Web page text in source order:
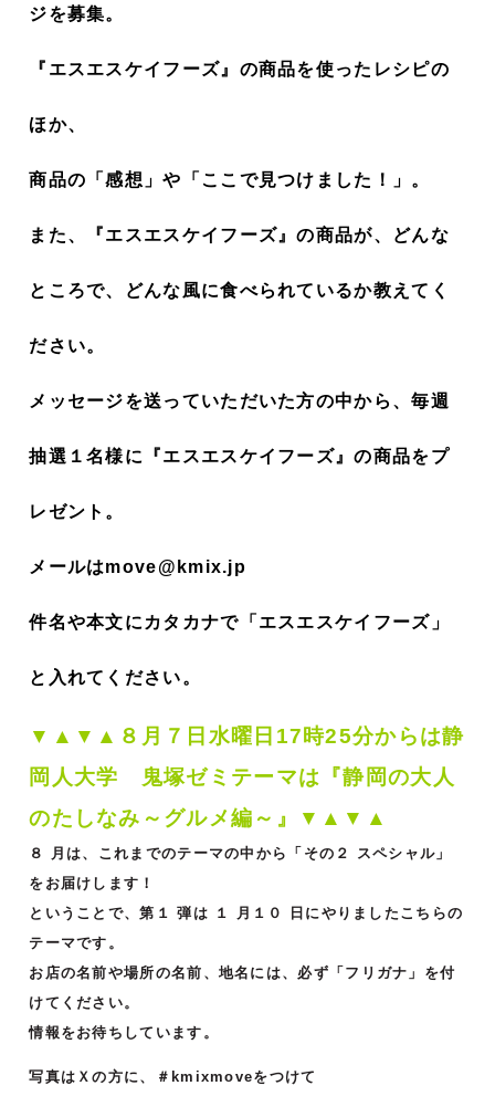
ジを募集。
『エスエスケイフーズ』の商品を使ったレシピの
ほか、
商品の「感想」や「ここで見つけました！」。
また、『エスエスケイフーズ』の商品が、どんな
ところで、どんな風に食べられているか教えてく
ださい。
メッセージを送っていただいた方の中から、毎週
抽選１名様に『エスエスケイフーズ』の商品をプ
レゼント。
メールはmove@kmix.jp
件名や本文にカタカナで「エスエスケイフーズ」
と入れてください。
▼▲▼▲８ 月７ 日水曜日17時25分からは静
岡人大学 鬼塚ゼミ テーマは『静岡の大人
のたしなみ～グルメ編～』▼▲▼▲
８ 月は、これまでのテーマの中から「その２ スペシャル」
をお届けします！
ということで、第１ 弾は １ 月１０ 日にやりましたこちらの
テーマです。
お店の名前や場所の名前、地名には、必ず「フリガナ」を付
けてください。
情報をお待ちしています。
写真はＸの方に、＃kmixmoveをつけて